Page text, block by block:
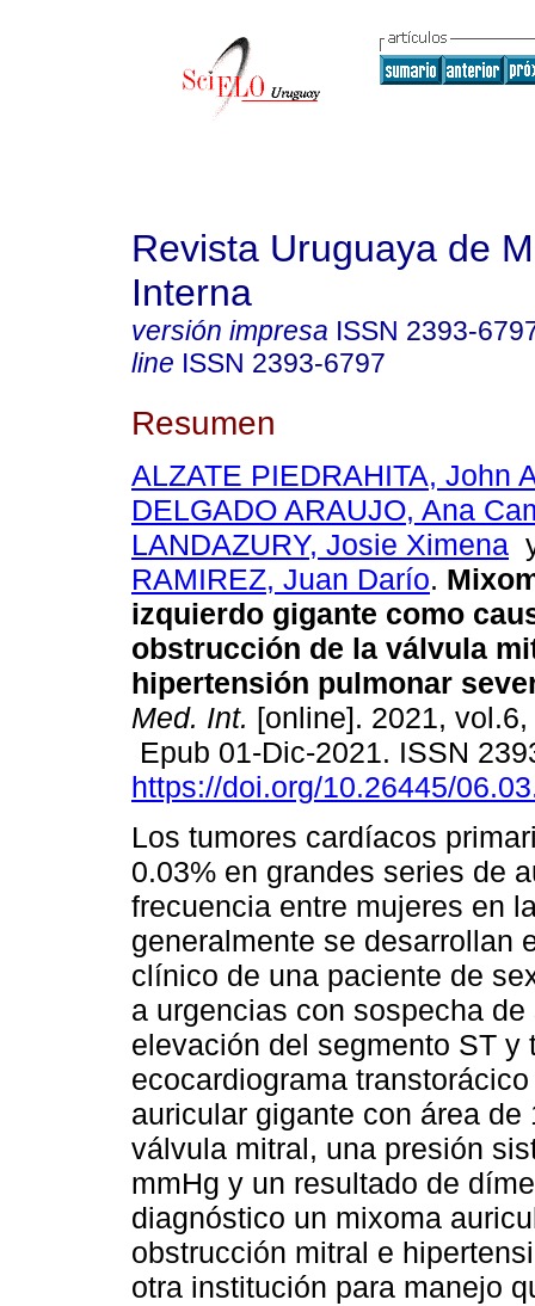
Revista Uruguaya de
Interna
versión impresa ISSN 2393-
line ISSN 2393-6797
Resumen
ALZATE PIEDRAHITA, John
DELGADO ARAUJO, Ana
LANDAZURY, Josie Ximena
RAMIREZ, Juan Darío.
izquierdo gigante como
obstrucción de la válvula
hipertensión pulmonar
Med. Int. [online]. 2021,
Epub 01-Dic-2021. ISSN
https://doi.org/10.26445/
Los tumores cardíacos
0.03% en grandes series de
frecuencia entre mujeres en
generalmente se desarrollan
clínico de una paciente de
a urgencias con sospecha
elevación del segmento ST
ecocardiograma
auricular gigante con área
válvula mitral, una presión
mmHg y un resultado de
diagnóstico un mixoma
obstrucción mitral e
otra institución para manejo